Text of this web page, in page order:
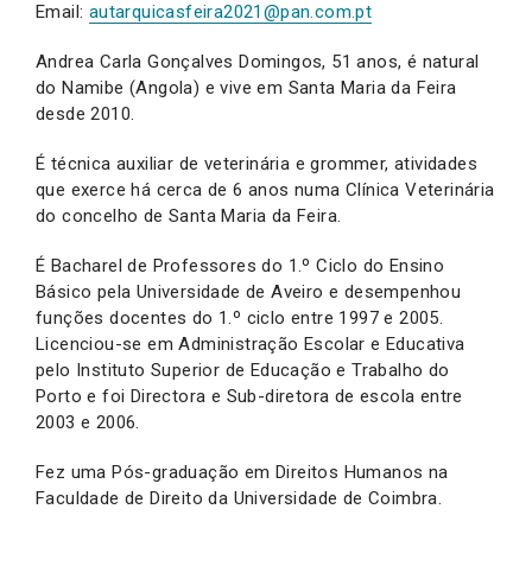
Email: autarquicasfeira2021@pan.com.pt
Andrea Carla Gonçalves Domingos, 51 anos, é natural
do Namibe (Angola) e vive em Santa Maria da Feira
desde 2010.
É técnica auxiliar de veterinária e grommer, atividades
que exerce há cerca de 6 anos numa Clínica Veterinária
do concelho de Santa Maria da Feira.
É Bacharel de Professores do 1.º Ciclo do Ensino
Básico pela Universidade de Aveiro e desempenhou
funções docentes do 1.º ciclo entre 1997 e 2005.
Licenciou-se em Administração Escolar e Educativa
pelo Instituto Superior de Educação e Trabalho do
Porto e foi Directora e Sub-diretora de escola entre
2003 e 2006.
Fez uma Pós-graduação em Direitos Humanos na
Faculdade de Direito da Universidade de Coimbra.